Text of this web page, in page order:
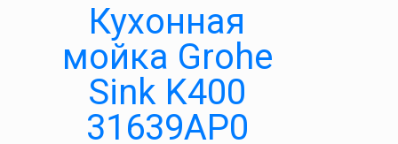
Кухонная
мойка Grohe
Sink K400
31639AP0